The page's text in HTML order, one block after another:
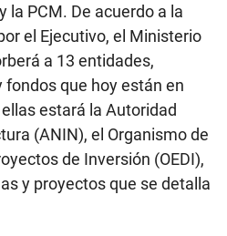
la PCM. De acuerdo a la
el Ejecutivo, el Ministerio
a 13 entidades,
que hoy están en
estará la Autoridad
(ANIN), el Organismo de
de Inversión (OEDI),
y proyectos que se detalla